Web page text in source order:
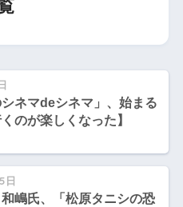
シネマdeシネマ」、始まる
のが楽しくなった】
日
和嶋氏、「松原タニシの恐